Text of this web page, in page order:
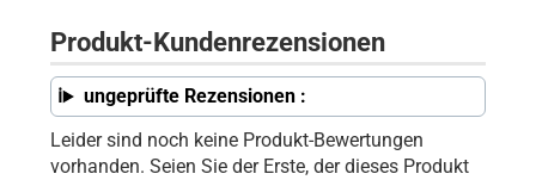
Produkt-Kundenrezensionen
ungeprüfte Rezensionen :
Leider sind noch keine Produkt-Bewertungen
vorhanden. Seien Sie der Erste, der dieses Produkt